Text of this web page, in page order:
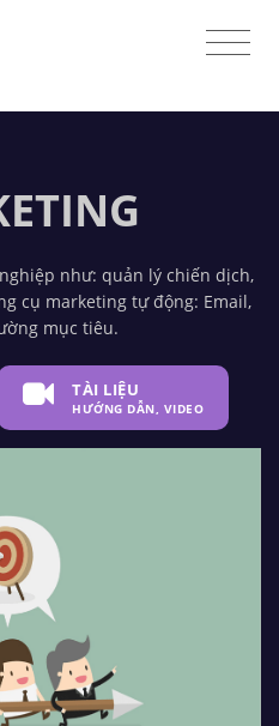
như: quản lý chiến dịch,
cụ marketing tự động: Email,
mục tiêu.
TÀI LIỆU
HƯỚNG DẪN, VIDEO